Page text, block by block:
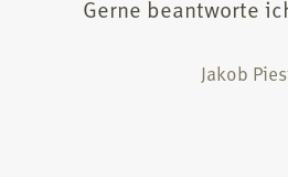
Gerne beantworte
Jakob